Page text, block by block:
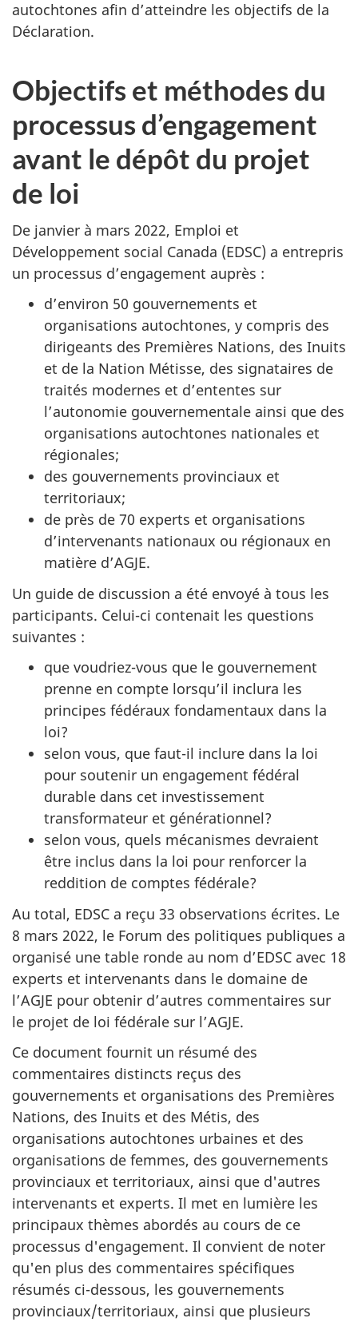
autochtones afin d’atteindre les objectifs de la
Déclaration.
Objectifs et méthodes du
processus d’engagement
avant le dépôt du projet
de loi
De janvier à mars 2022, Emploi et
Développement social Canada (EDSC) a entrepris
un processus d’engagement auprès :
d’environ 50 gouvernements et
organisations autochtones, y compris des
dirigeants des Premières Nations, des Inuits
et de la Nation Métisse, des signataires de
traités modernes et d’ententes sur
l’autonomie gouvernementale ainsi que des
organisations autochtones nationales et
régionales;
des gouvernements provinciaux et
territoriaux;
de près de 70 experts et organisations
d’intervenants nationaux ou régionaux en
matière d’AGJE.
Un guide de discussion a été envoyé à tous les
participants. Celui-ci contenait les questions
suivantes :
que voudriez-vous que le gouvernement
prenne en compte lorsqu’il inclura les
principes fédéraux fondamentaux dans la
loi?
selon vous, que faut-il inclure dans la loi
pour soutenir un engagement fédéral
durable dans cet investissement
transformateur et générationnel?
selon vous, quels mécanismes devraient
être inclus dans la loi pour renforcer la
reddition de comptes fédérale?
Au total, EDSC a reçu 33 observations écrites. Le
8 mars 2022, le Forum des politiques publiques a
organisé une table ronde au nom d’EDSC avec 18
experts et intervenants dans le domaine de
l’AGJE pour obtenir d’autres commentaires sur
le projet de loi fédérale sur l’AGJE.
Ce document fournit un résumé des
commentaires distincts reçus des
gouvernements et organisations des Premières
Nations, des Inuits et des Métis, des
organisations autochtones urbaines et des
organisations de femmes, des gouvernements
provinciaux et territoriaux, ainsi que d'autres
intervenants et experts. Il met en lumière les
principaux thèmes abordés au cours de ce
processus d'engagement. Il convient de noter
qu'en plus des commentaires spécifiques
résumés ci-dessous, les gouvernements
provinciaux/territoriaux, ainsi que plusieurs